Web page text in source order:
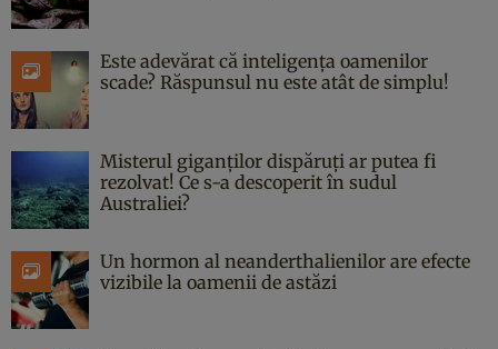
Este adevărat că inteligența oamenilor
scade? Răspunsul nu este atât de simplu!
Misterul giganților dispăruți ar putea fi
rezolvat! Ce s-a descoperit în sudul
Australiei?
Un hormon al neanderthalienilor are efecte
vizibile la oamenii de astăzi